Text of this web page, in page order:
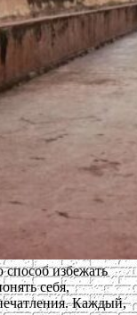
избежать
себя,
Каждый,